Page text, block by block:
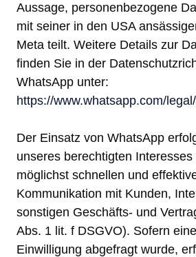
Aussage, personenbezogene
mit seiner in den USA
Meta teilt. Weitere Details zur
finden Sie in der
WhatsApp unter:
https://www.whatsapp.com/
Der Einsatz von WhatsApp
unseres berechtigten Interesses
möglichst schnellen und
Kommunikation mit Kunden,
sonstigen Geschäfts- und
Abs. 1 lit. f DSGVO). Sofern
Einwilligung abgefragt wurde,